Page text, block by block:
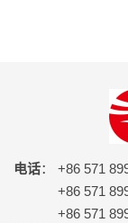
电话： +86 571
+86 571
+86 571